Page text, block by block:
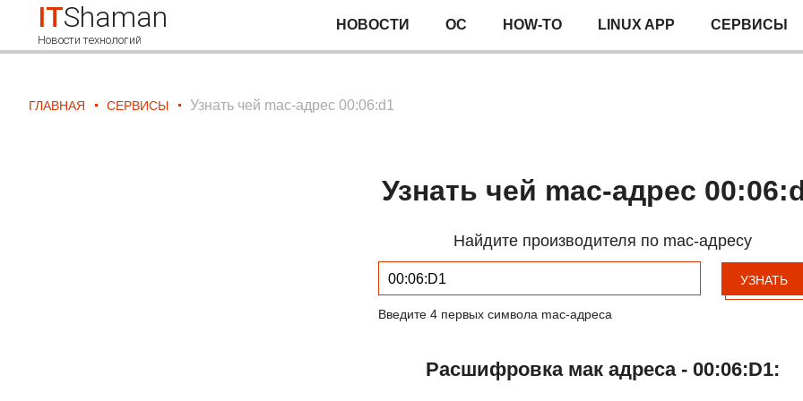
ITShaman
Новости технологий
НОВОСТИ ОС HOW-TO LINUX APP СЕРВИСЫ
ГЛАВНАЯ СЕРВИСЫ Узнать чей mac-адрес 00:06:d1
Узнать чей mac-адрес
Найдите производителя по mac-адресу
УЗНАТЬ
Введите 4 первых символа mac-адреса
Расшифровка мак адреса - 00:06:D1: